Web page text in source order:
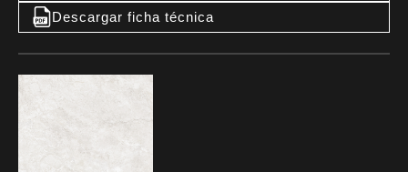
Descargar ficha técnica